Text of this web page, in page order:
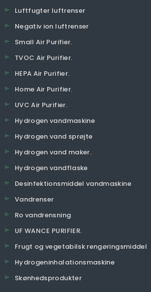
Luftfugter luftrenser
Negativ ion luftrenser
Small Air Purifier.
TVOC Air Purifier.
HEPA Air Purifier.
Home Air Purifier.
UVC Air Purifier.
Hydrogen vandmaskine
Hydrogen vand sprøjte
Hydrogen vand maker.
Hydrogen vandflaske
Desinfektionsmiddel vandmaskine
Vandrenser
Ro vandrensning
UF WANCE PURIFIER.
Frugt og vegetabilsk rengøringsmiddel
Hydrogeninhalationsmaskine
Skønhedsprodukter